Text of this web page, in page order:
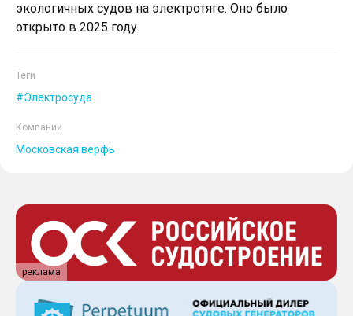
экологичных судов на электротяге. Оно было
открыто в 2025 году.
Теги
Электросуда
Компании
Московская верфь
реклама